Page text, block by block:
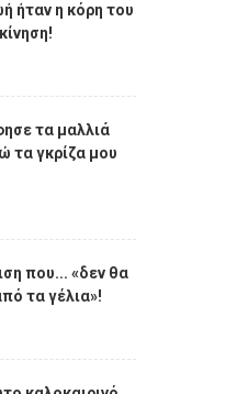
ήταν η κόρη του
τα μαλλιά
τα γκρίζα μου
που... «δεν θα
τα γέλια»!